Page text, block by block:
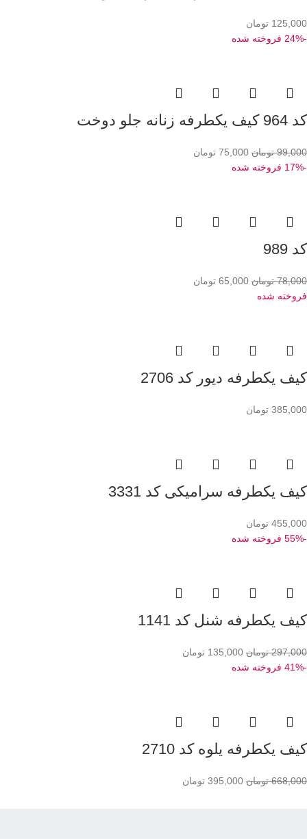
125,000 تومان
-24%
فروخته شده
کد 964 کیف یکطرفه زنانه جلو دوخت
99,000 تومان 75,000 تومان
-17% فروخته شده
کد 989
78,000 تومان 65,000 تومان
فروخته شده
کیف یکطرفه دیور کد 2706
385,000 تومان
کیف یکطرفه سرامیکی کد 3331
455,000 تومان
-55%
فروخته شده
کیف یکطرفه شنل کد 1141
297,000 تومان 135,000 تومان
-41% فروخته شده
کیف یکطرفه یلوه کد 2710
668,000 تومان 395,000 تومان